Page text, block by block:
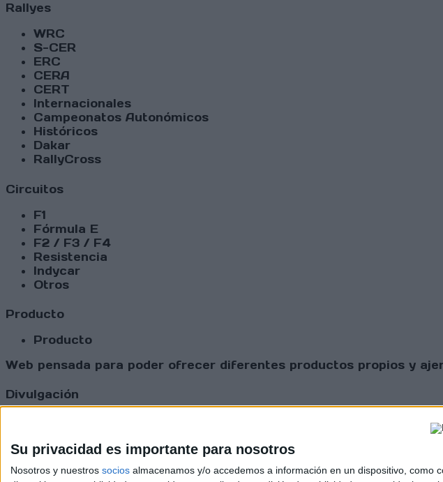
Su privacidad es importante para nosotros
Nosotros y nuestros socios almacenamos y/o accedemos a información en un dispositivo, como
Rallyes
WRC
S-CER
ERC
CERA
CERT
Internacionales
Campeonatos Autonómicos
Históricos
Dakar
RallyCross
Circuitos
F1
Fórmula E
F2 / F3 / F4
Resistencia
Indycar
Otros
Producto
Producto
Web pensada para poder ofrecer diferentes productos propios y
Divulgación
Comunicados
Vídeos (on boards)